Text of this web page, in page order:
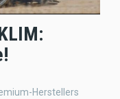
Herstellers